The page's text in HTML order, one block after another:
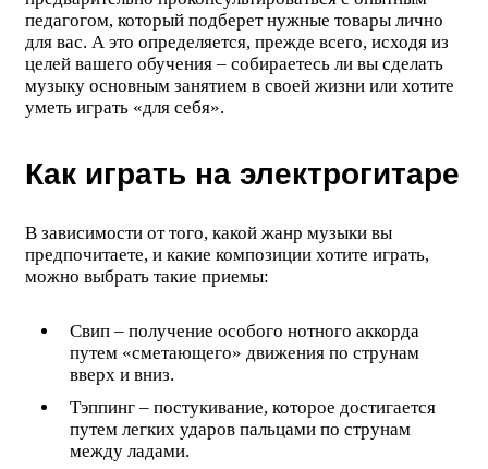
педагогом, который подберет нужные товары лично
для вас. А это определяется, прежде всего, исходя из
целей вашего обучения – собираетесь ли вы сделать
музыку основным занятием в своей жизни или хотите
уметь играть «для себя».
Как играть на электрогитаре
В зависимости от того, какой жанр музыки вы
предпочитаете, и какие композиции хотите играть,
можно выбрать такие приемы:
Свип – получение особого нотного аккорда
путем «сметающего» движения по струнам
вверх и вниз.
Тэппинг – постукивание, которое достигается
путем легких ударов пальцами по струнам
между ладами.